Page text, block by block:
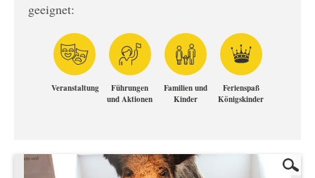
geeignet:
Veranstaltung
Führungen
und Aktionen
Familien und
Kinder
Ferienspaß
Königskinder